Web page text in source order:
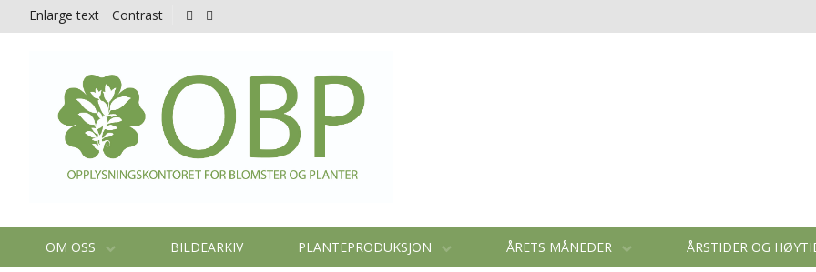
Enlarge text Contrast
OM OSS BILDEARKIV PLANTEPRODUKSJON ÅRETS MÅNEDER ÅRSTIDER OG